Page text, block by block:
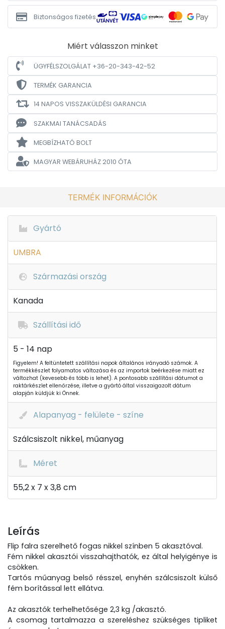
Biztonságos fizetés
Miért válasszon minket
ÜGYFÉLSZOLGÁLAT +36-20-343-42-52
TERMÉK GARANCIA
14 NAPOS VISSZAKÜLDÉSI GARANCIA
SZAKMAI TANÁCSADÁS
MEGBÍZHATÓ BOLT
MAGYAR WEBÁRUHÁZ2010 ÓTA
TERMÉK INFORMÁCIÓK
Gyártó
UMBRA
Származási ország
Kanada
Szállítási idő
5 - 14 nap
Figyelem! A feltüntetett szállítási napok általános irányadó számok. A
termékkészlet folyamatos változása és az importok beérkezése miatt ez
változhat (kevesebb és több is lehet). A pontosabb szállítási dátumot a
raktárkészlet ellenőrzése, illetve a gyártó által visszaigazolt dátum
alapján küldjük ki Önnek.
Alapanyag - felülete - színe
Szálcsiszolt nikkel, műanyag
Méret
55,2 x 7 x 3,8 cm
Leírás
Flip falra szerelhető fogas nikkel színben 5 akasztóval.
Fém nikkel akasztói visszahajthatók, ez által helyigénye is
csökken.
Tartós műanyag belső résszel, enyhén szálcsiszolt külső
fém borítással lett ellátva.
Az akasztók terhelhetősége 2,3 kg /akasztó.
A csomag tartalmazza a szereléshez szükséges tipliket